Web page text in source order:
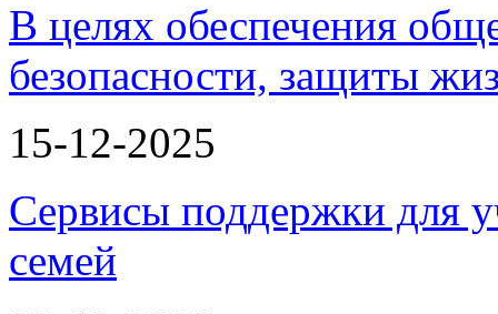
В целях обеспечения
безопасности, защиты
15-12-2025
Сервисы поддержки для
семей